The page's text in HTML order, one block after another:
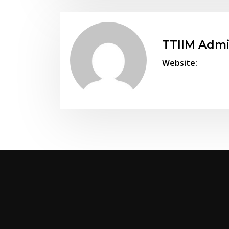
TTIIM
Website: